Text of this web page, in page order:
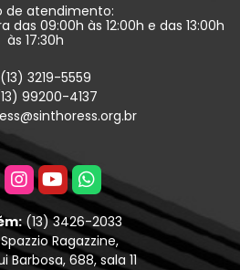
de atendimento:
09:00h às 12:00h e das 13:00h
às 17:30h
(13) 3219-5559
99200-4137
(13) 3426-2033
Ragazzine,
Barbosa, 688, sala 11